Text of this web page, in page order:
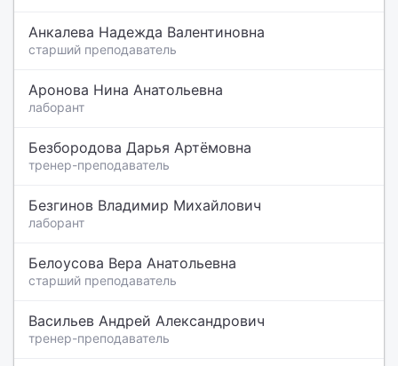
Анкалева Надежда Валентиновна
старший преподаватель
Аронова Нина Анатольевна
лаборант
Безбородова Дарья Артёмовна
тренер-преподаватель
Безгинов Владимир Михайлович
лаборант
Белоусова Вера Анатольевна
старший преподаватель
Васильев Андрей Александрович
тренер-преподаватель